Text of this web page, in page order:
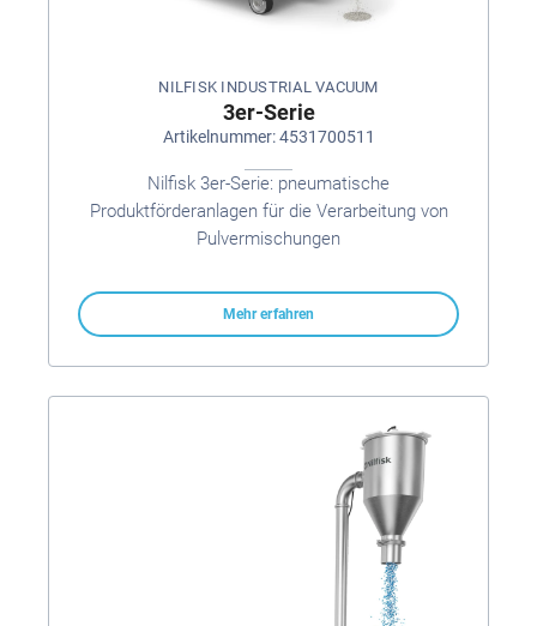
NILFISK INDUSTRIAL VACUUM
3er-Serie
Artikelnummer: 4531700511
Nilfisk 3er-Serie: pneumatische
Produktförderanlagen für die Verarbeitung von
Pulvermischungen
Mehr erfahren